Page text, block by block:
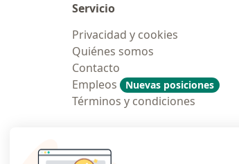
Servicio
Privacidad y cookies
Quiénes somos
Contacto
Empleos
Nuevas posiciones
Términos y condiciones